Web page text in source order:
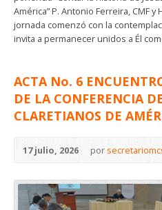
América” P. Antonio Ferreira, CMF y
jornada comenzó con la
invita a permanecer unidos a Él
ACTA No. 6
DE LA CONFERENCIA
CLARETIANOS DE
17 julio, 2026 por